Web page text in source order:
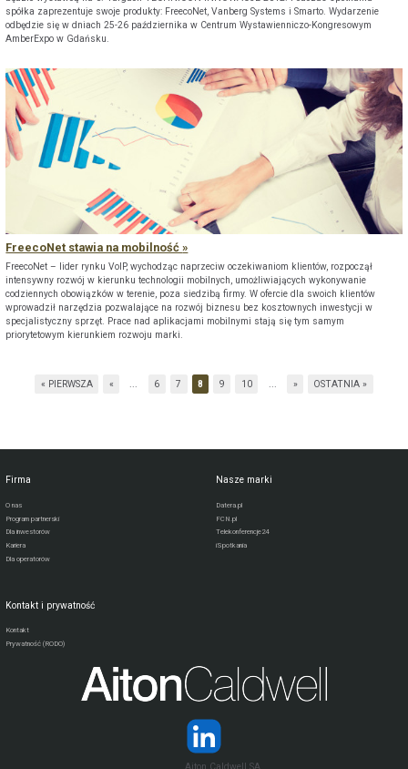
spółka zaprezentuje swoje produkty: FreecoNet, Vanberg Systems i Smarto. Wydarzenie
odbędzie się w dniach 25-26 października w Centrum Wystawienniczo-Kongresowym
AmberExpo w Gdańsku.
FreecoNet stawia na mobilność
FreecoNet – lider rynku VoIP, wychodząc naprzeciw oczekiwaniom klientów, rozpoczął
intensywny rozwój w kierunku technologii mobilnych, umożliwiających wykonywanie
codziennych obowiązków w terenie, poza siedzibą firmy. W ofercie dla swoich klientów
wprowadził narzędzia pozwalające na rozwój biznesu bez kosztownych inwestycji w
specjalistyczny sprzęt. Prace nad aplikacjami mobilnymi stają się tym samym
priorytetowym kierunkiem rozwoju marki.
« PIERWSZA « ... 6 7 8 9 10 ... » OSTATNIA »
Firma
O nas
Program partnerski
Dla inwestorów
Kariera
Dla operatorów
Nasze marki
Datera.pl
FCN.pl
Telekonferencje24
iSpotkania
Kontakt i prywatność
Kontakt
Prywatność (RODO)
Aiton Caldwell SA